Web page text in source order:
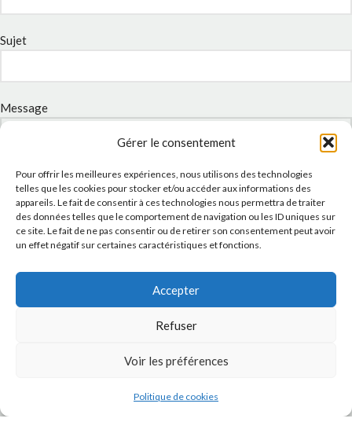
Gérer le consentement
Pour offrir les meilleures expériences, nous utilisons des technologies
telles que les cookies pour stocker et/ou accéder aux informations des
appareils. Le fait de consentir à ces technologies nous permettra de traiter
des données telles que le comportement de navigation ou les ID uniques sur
ce site. Le fait de ne pas consentir ou de retirer son consentement peut avoir
un effet négatif sur certaines caractéristiques et fonctions.
Accepter
Refuser
Voir les préférences
Politique de cookies
Sujet
Message
Politique de confidentialité